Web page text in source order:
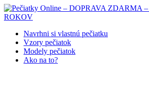
Skip
to
Pečiatky Online – DOPRAVA ZDARMA –
Navrhni si vlastnú pečiatku
Vzory pečiatok
Modely pečiatok
Ako na to?